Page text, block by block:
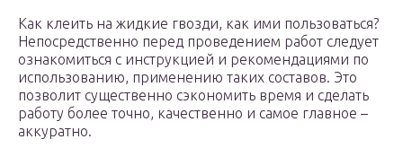
Как клеить на жидкие гвозди, как ими пользоваться?
Непосредственно перед проведением работ следует
ознакомиться с инструкцией и рекомендациями по
использованию, применению таких составов. Это
позволит существенно сэкономить время и сделать
работу более точно, качественно и самое главное –
аккуратно.